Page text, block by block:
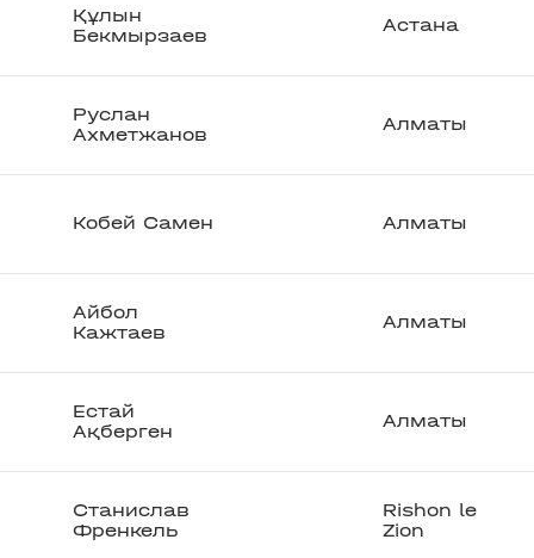
Құлын
Бекмырзаев
Астана
Руслан
Ахметжанов
Алматы
Кобей Самен Алматы
Айбол
Кажтаев
Алматы
Естай
Ақберген
Алматы
Станислав
Френкель
Rishon le
Zion